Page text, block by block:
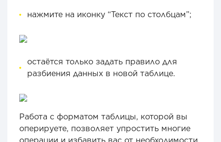
нажмите на иконку “Текст по столбцам”;
остаётся только задать правило для
разбиения данных в новой таблице.
Работа с форматом таблицы, которой вы
оперируете, позволяет упростить многие